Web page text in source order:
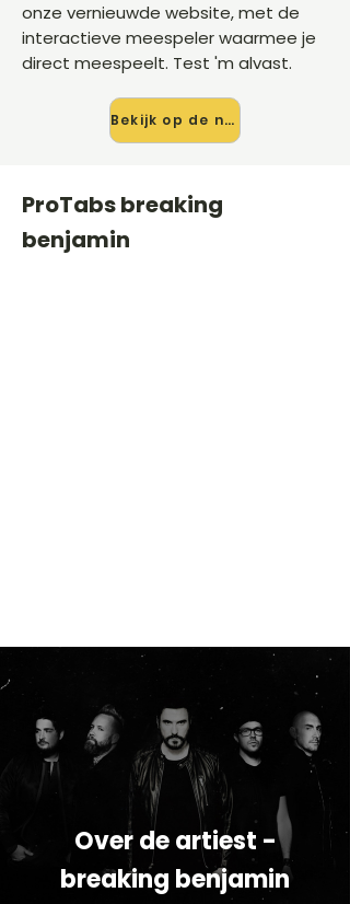
onze vernieuwde website, met de
interactieve meespeler waarmee je
direct meespeelt. Test 'm alvast.
Bekijk op de nieuwe site →
ProTabs breaking
benjamin
Over de artiest -
breaking benjamin